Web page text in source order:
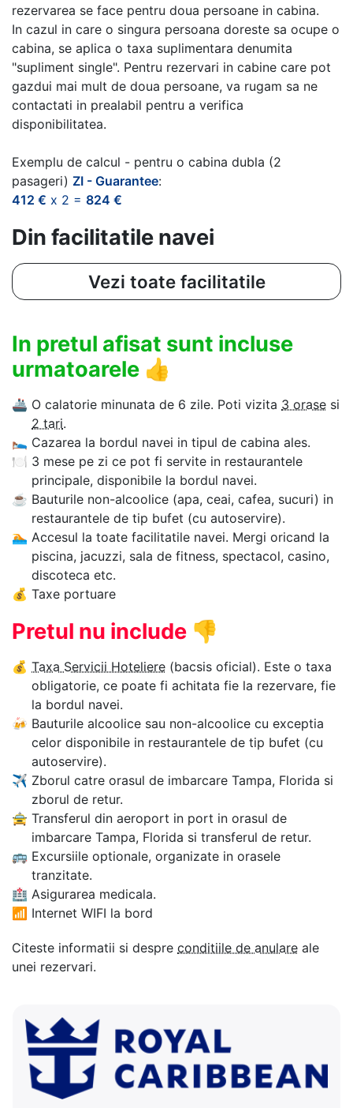
rezervarea se face pentru doua persoane in cabina.
In cazul in care o singura persoana doreste sa ocupe o
cabina, se aplica o taxa suplimentara denumita
"supliment single". Pentru rezervari in cabine care pot
gazdui mai mult de doua persoane, va rugam sa ne
contactati in prealabil pentru a verifica
disponibilitatea.
Exemplu de calcul - pentru o cabina dubla (2
pasageri) ZI - Guarantee:
412 € x 2 = 824 €
Din facilitatile navei
Vezi toate facilitatile
In pretul afisat sunt incluse
urmatoarele 👍
🚢 O calatorie minunata de 6 zile. Poti vizita 3 orase si
2 tari.
🛌 Cazarea la bordul navei in tipul de cabina ales.
🍽 3 mese pe zi ce pot fi servite in restaurantele
principale, disponibile la bordul navei.
☕ Bauturile non-alcoolice (apa, ceai, cafea, sucuri) in
restaurantele de tip bufet (cu autoservire).
🏊‍ Accesul la toate facilitatile navei. Mergi oricand la
piscina, jacuzzi, sala de fitness, spectacol, casino,
discoteca etc.
💰 Taxe portuare
Pretul nu include 👎
💰 Taxa Servicii Hoteliere (bacsis oficial). Este o taxa
obligatorie, ce poate fi achitata fie la rezervare, fie
la bordul navei.
🍻 Bauturile alcoolice sau non-alcoolice cu exceptia
celor disponibile in restaurantele de tip bufet (cu
autoservire).
✈ Zborul catre orasul de imbarcare Tampa, Florida si
zborul de retur.
🚖 Transferul din aeroport in port in orasul de
imbarcare Tampa, Florida si transferul de retur.
🚌 Excursiile optionale, organizate in orasele
tranzitate.
🏥 Asigurarea medicala.
📶 Internet WIFI la bord
Citeste informatii si despre conditiile de anulare ale
unei rezervari.